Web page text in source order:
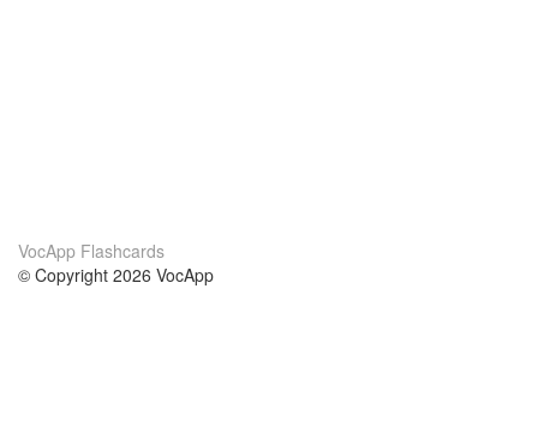
VocApp Flashcards
© Copyright 2026 VocApp